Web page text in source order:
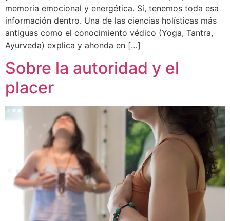
memoria emocional y energética. Sí, tenemos toda esa
información dentro. Una de las ciencias holísticas más
antiguas como el conocimiento védico (Yoga, Tantra,
Ayurveda) explica y ahonda en […]
Sobre la autoridad y el
placer